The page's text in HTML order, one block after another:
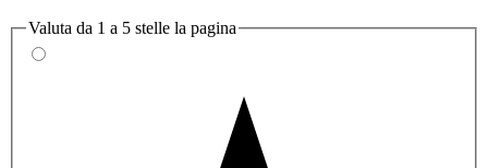
Valuta da 1 a 5 stelle la pagina